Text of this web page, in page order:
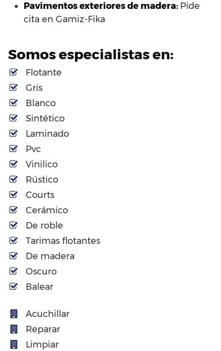
Pavimentos exteriores de madera: Pide
cita en Gamiz-Fika
Somos especialistas en:
Flotante
Gris
Blanco
Sintético
Laminado
Pvc
Vinilico
Rústico
Courts
Cerámico
De roble
Tarimas flotantes
De madera
Oscuro
Balear
Acuchillar
Reparar
Limpiar